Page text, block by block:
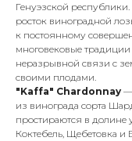
Генуэзской
росток виноградной
к постоянному
многовековые традиции
неразрывной связи с
своими плодами.
"Kaffa" Chardonnay —
из винограда сорта
простираются в
Коктебель, Щебетовка и